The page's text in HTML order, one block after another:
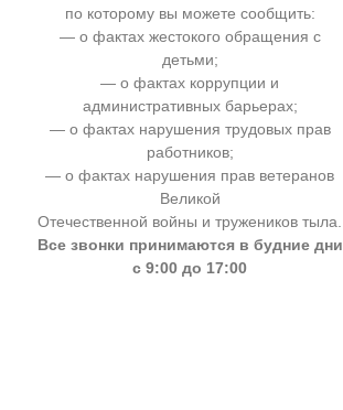
по которому вы можете сообщить:
— о фактах жестокого обращения с
детьми;
— о фактах коррупции и
административных барьерах;
— о фактах нарушения трудовых прав
работников;
— о фактах нарушения прав ветеранов
Великой
Отечественной войны и тружеников тыла.
Все звонки принимаются в будние дни
с 9:00 до 17:00